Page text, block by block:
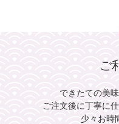
ご
できたての美
ご注文後に丁寧に
少々お時